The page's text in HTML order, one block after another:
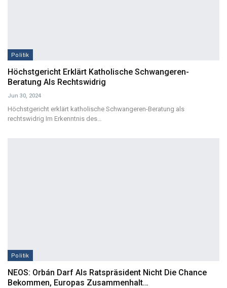
Politik
Höchstgericht Erklärt Katholische Schwangeren-
Beratung Als Rechtswidrig
Jun 30, 2024
Höchstgericht erklärt katholische Schwangeren-Beratung als
rechtswidrig Im Erkenntnis des
Politik
NEOS: Orbán Darf Als Ratspräsident Nicht Die Chance
Bekommen, Europas Zusammenhalt…